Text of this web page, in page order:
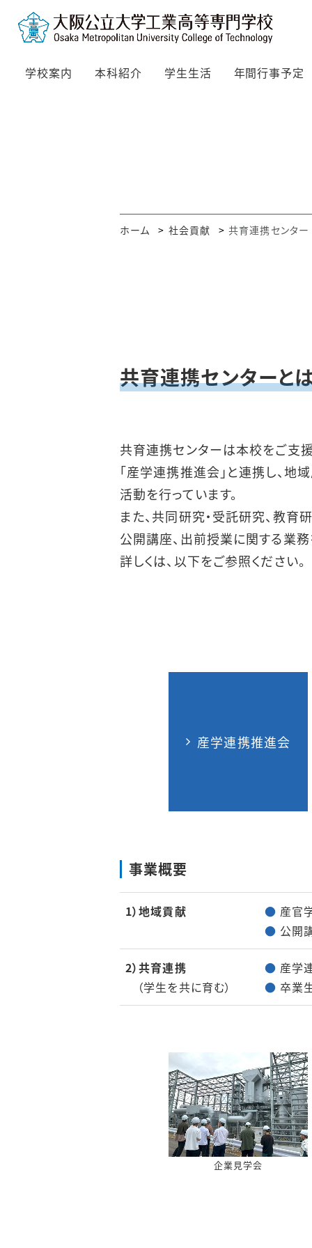
学校案内 本科紹介 学生生活 年間行事予定
ホーム 社会貢献 共育連携センター
共育連携センターと
共育連携センターは本校をご支
「産学連携推進会」と連携し、
活動を行っています。
また、共同研究・受託研究、教育
公開講座、出前授業に関する業務
詳しくは、以下をご参照ください。
産学連携推進会
事業概要
1）地域貢献 ● 産官
● 公開
2）共育連携
（学生を共に育む）
● 産学
● 卒業
企業見学会